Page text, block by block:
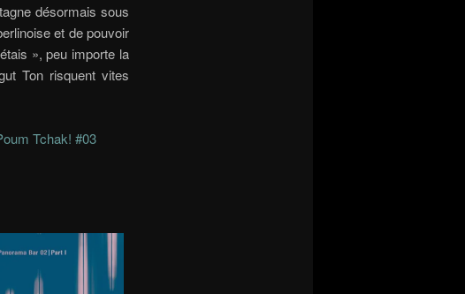
désormais sous
et de pouvoir
», peu importe la
Ton risquent vites
Tchak! #03